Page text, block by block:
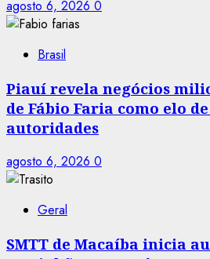
agosto 6, 2026 0
Brasil
Piauí revela negócios
de Fábio Faria como elo
autoridades
agosto 6, 2026 0
Geral
SMTT de Macaíba inicia